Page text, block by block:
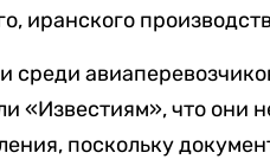
иранского
среди
«Известиям», что они
поскольку